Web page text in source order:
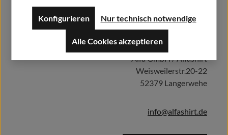
In den WarenkorbHerstellerinformationen:
Alfa GmbH / Alfashirt
Weisweilerstr.20-22
52379 Langerwehe
info@alfashirt.de
Nur technisch notwendige
Konfigurieren
Alle Cookies akzeptieren